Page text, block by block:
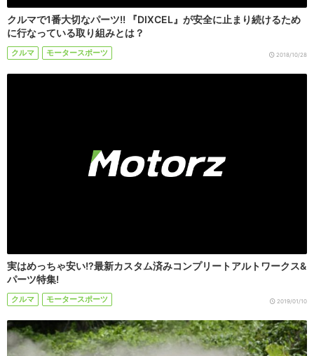
クルマで1番大切なパーツ!! 『DIXCEL』が安全に止まり続けるため
に行なっている取り組みとは？
クルマ モータースポーツ 2018/10/28
実はめっちゃ安い!?最新カスタム済みコンプリートアルトワークス&
パーツ特集!
クルマ モータースポーツ 2019/01/10